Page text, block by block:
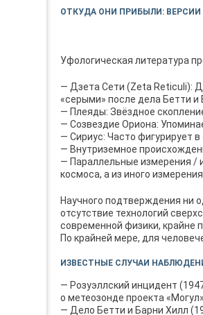
ОТКУДА ОНИ ПРИБЫЛИ:
Уфологическая литература
— Дзета Сети (Zeta Reticuli):
«серыми» после дела Бетти и
— Плеяды: Звёздное
— Созвездие Ориона:
— Сириус: Часто фигурирует
— Внутриземное
— Параллельные измерения /
космоса, а из иного
Научного подтверждения ни
отсутствие технологий
современной физики, крайне
По крайней мере, для
ИЗВЕСТНЫЕ СЛУЧАИ
— Розуэллский инцидент
о метеозонде проекта
— Дело Бетти и Барни Хилл